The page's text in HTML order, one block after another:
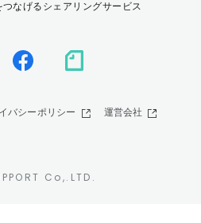
なげるシェアリングサービス
バシーポリシー 運営会社
Co,.LTD.